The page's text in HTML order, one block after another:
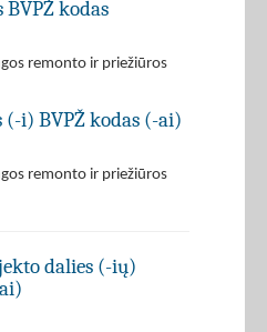
kodas
remonto ir priežiūros
(-i) BVPŽ kodas (-ai)
remonto ir priežiūros
dalies (-ių)